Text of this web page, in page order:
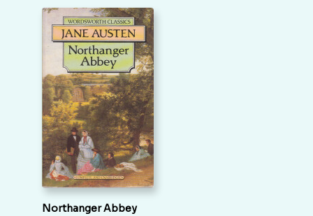
Northanger Abbey